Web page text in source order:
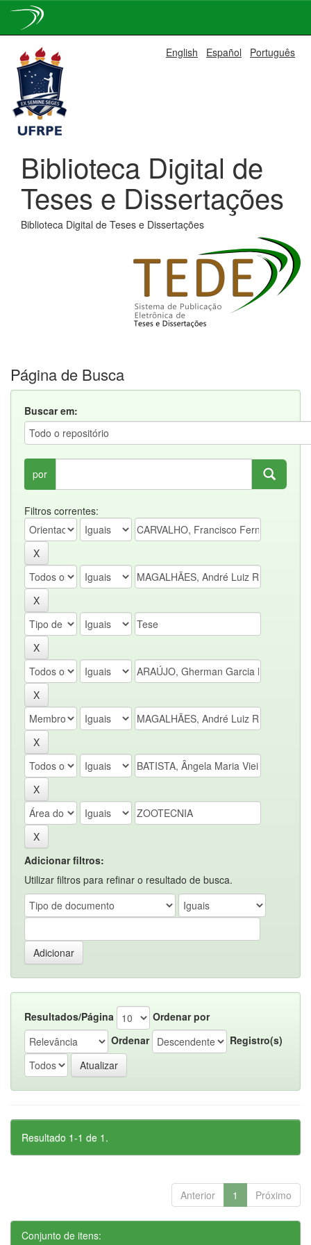
navigation
English Español Português
Biblioteca Digital de
Teses e Dissertações
Biblioteca Digital de Teses e Dissertações
Página de Busca
Buscar em:
por
Filtros correntes:
Adicionar filtros:
Utilizar filtros para refinar o resultado de busca.
Resultados/Página
Ordenar por
Ordenar
Registro(s)
Resultado 1-1 de 1.
Anterior 1 Próximo
Conjunto de itens: